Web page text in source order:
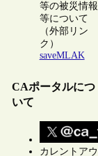
等の被災情報
等について
（外部リン
ク）
saveMLAK
CAポータルにつ
いて
カレントアウ